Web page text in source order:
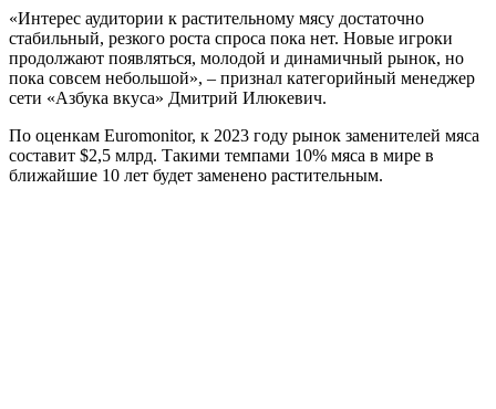
«Интерес аудитории к растительному мясу достаточно
стабильный, резкого роста спроса пока нет. Новые игроки
продолжают появляться, молодой и динамичный рынок, но
пока совсем небольшой», – признал категорийный менеджер
сети «Азбука вкуса» Дмитрий Илюкевич.
По оценкам Euromonitor, к 2023 году рынок заменителей мяса
составит $2,5 млрд. Такими темпами 10% мяса в мире в
ближайшие 10 лет будет заменено растительным.